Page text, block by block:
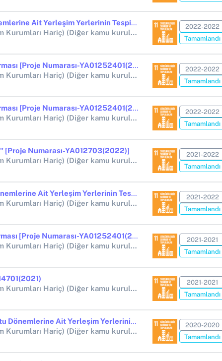
Kars ve Iğdır İlleri Karaz ve Urartu Dönemlerine Ait Yerleşim Yerlerinin Tespiti (Proje No: YA01763601 (2022)
Diğer Kamu Kuruluşları (Yükseköğretim Kurumları Hariç) (Diğer kamu kuruluşları (Yükseköğretim Kurumları hariç))
2022-2022
Tamamlandı
Erzurum ve Erzincan İlleri Yüzey Araştırması [Proje Numarası-YA01252401(2022)]
Diğer Kamu Kuruluşları (Yükseköğretim Kurumları Hariç) (Diğer kamu kuruluşları (Yükseköğretim Kurumları hariç))
2022-2022
Tamamlandı
Erzincan ve Erzurum İlleri Yüzey Araştırması [Proje Numarası-YA01252401(2022)]
Diğer Kamu Kuruluşları (Yükseköğretim Kurumları Hariç) (Diğer kamu kuruluşları (Yükseköğretim Kurumları hariç))
2022-2022
Tamamlandı
[Proje Numarası-YA012703(2022)]
Diğer Kamu Kuruluşları (Yükseköğretim Kurumları Hariç) (Diğer kamu kuruluşları (Yükseköğretim Kurumları hariç))
2021-2022
Tamamlandı
Kars ve Iğdır illeri, " Karaz ve Urartu Dönemlerine Ait Yerleşim Yerlerinin Tespiti" [Proje Numarası-YA01763601 (2022)]
Diğer Kamu Kuruluşları (Yükseköğretim Kurumları Hariç) (Diğer kamu kuruluşları (Yükseköğretim Kurumları hariç))
2021-2022
Tamamlandı
Erzincan ve Erzurum illeri Yüzey Araştırması [Proje Numarası-YA01252401(2021]
Diğer Kamu Kuruluşları (Yükseköğretim Kurumları Hariç) (Diğer kamu kuruluşları (Yükseköğretim Kurumları hariç))
2021-2021
Tamamlandı
Diğer Kamu Kuruluşları (Yükseköğretim Kurumları Hariç) (Diğer kamu kuruluşları (Yükseköğretim Kurumları hariç))
2021-2021
Tamamlandı
2020 Yılı Kars Iğdır İlleri Karaz ve Urartu Dönemlerine Ait Yerleşim Yerlerinin Tespiti (Proje No: YA01763601 (2020)
Diğer Kamu Kuruluşları (Yükseköğretim Kurumları Hariç) (Diğer kamu kuruluşları (Yükseköğretim Kurumları hariç))
2020-2020
Tamamlandı